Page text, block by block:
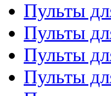
Пульты
Пульты
Пульты
Пульты